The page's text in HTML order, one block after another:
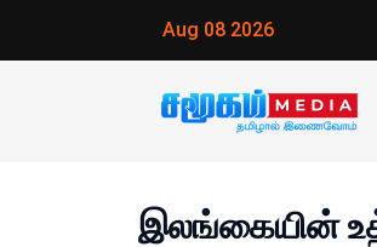
Aug 08 2026
இலங்கையின்